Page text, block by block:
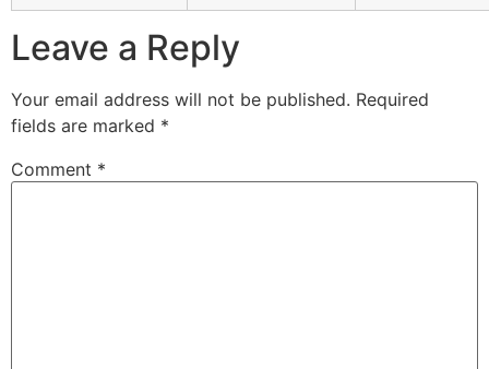
Leave a Reply
Your email address will not be published. Required
fields are marked *
Comment *